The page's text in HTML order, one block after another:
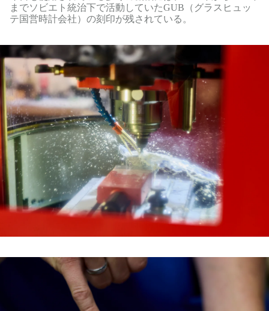
までソビエト統治下で活動していたGUB（グラスヒュッ
テ国営時計会社）の刻印が残されている。